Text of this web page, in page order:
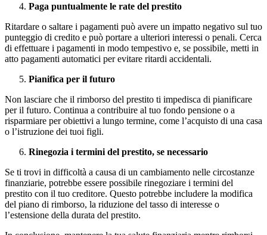
Paga puntualmente le rate del prestito
Ritardare o saltare i pagamenti può avere un impatto negativo sul tuo
punteggio di credito e può portare a ulteriori interessi o penali. Cerca
di effettuare i pagamenti in modo tempestivo e, se possibile, metti in
atto pagamenti automatici per evitare ritardi accidentali.
Pianifica per il futuro
Non lasciare che il rimborso del prestito ti impedisca di pianificare
per il futuro. Continua a contribuire al tuo fondo pensione o a
risparmiare per obiettivi a lungo termine, come l’acquisto di una casa
o l’istruzione dei tuoi figli.
Rinegozia i termini del prestito, se necessario
Se ti trovi in difficoltà a causa di un cambiamento nelle circostanze
finanziarie, potrebbe essere possibile rinegoziare i termini del
prestito con il tuo creditore. Questo potrebbe includere la modifica
del piano di rimborso, la riduzione del tasso di interesse o
l’estensione della durata del prestito.